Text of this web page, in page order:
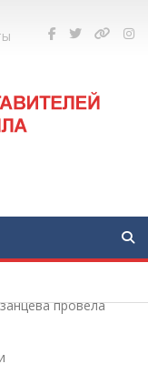
провела